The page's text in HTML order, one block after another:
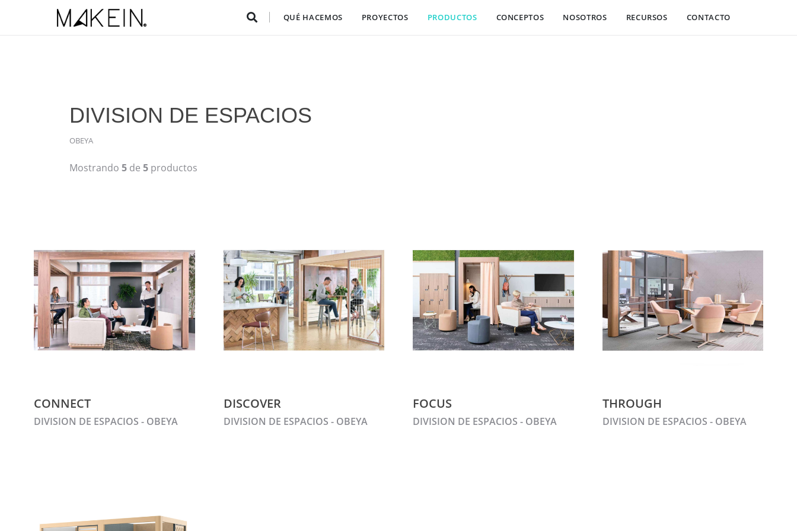
QUÉ HACEMOS PROYECTOS PRODUCTOS CONCEPTOS NOSOTROS RECURSOS CONTACTO
DIVISION DE ESPACIOS
OBEYA
Mostrando 5 de 5 productos
CONNECT
DIVISION DE ESPACIOS - OBEYA
DISCOVER
DIVISION DE ESPACIOS - OBEYA
FOCUS
DIVISION DE ESPACIOS - OBEYA
THROUGH
DIVISION DE ESPACIOS - OBEYA